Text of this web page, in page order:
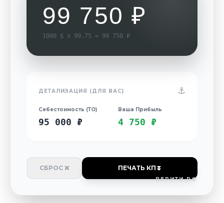
99 750 ₽
1000 $ x 99.75 = 99 750 ₽
ДЕТАЛИЗАЦИЯ (ДЛЯ ВАС) ⚓
Себестоимость (ТО)
95 000 ₽
Ваша Прибыль
4 750 ₽
СБРОС ❌ ПЕЧАТЬ КП ⏬
ВЕРИТИ.РФ